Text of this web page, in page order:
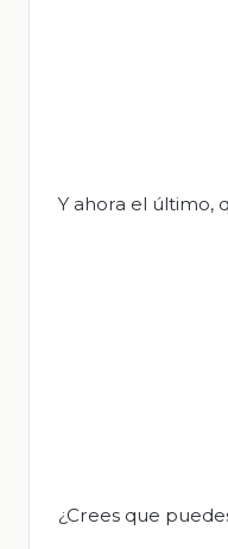
Y ahora el último,
¿Crees que